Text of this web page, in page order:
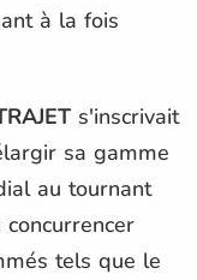
à la fois
s'inscrivait
sa gamme
au tournant
tels que le